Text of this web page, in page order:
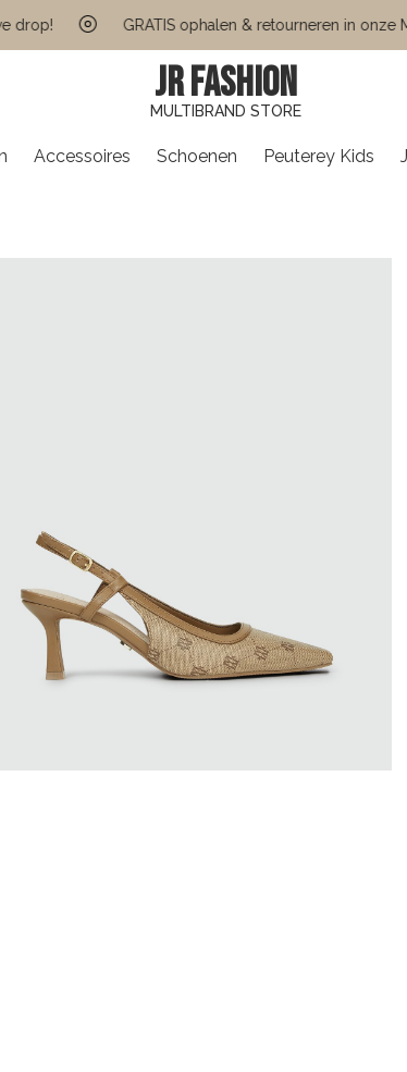
GRATIS ophalen & retourneren in onze Multi
JR FASHION
MULTIBRAND STORE
Accessoires Schoenen Peuterey Kids